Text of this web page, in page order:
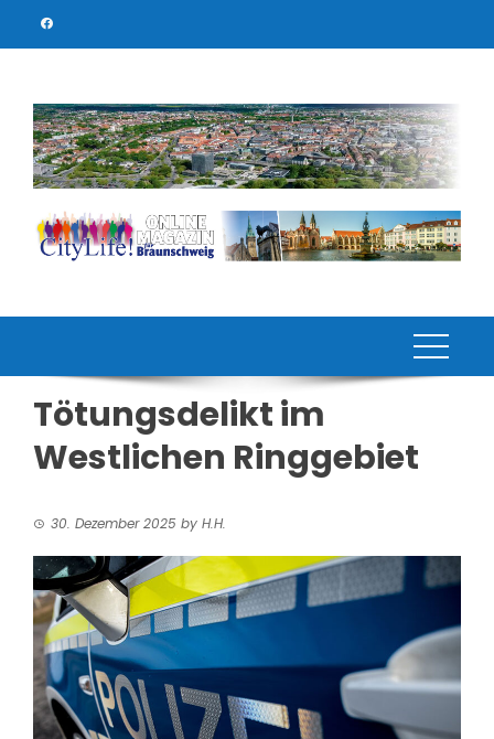
Tötungsdelikt im
Westlichen Ringgebiet
30. Dezember 2025 by H.H.